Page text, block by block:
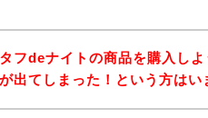
タフdeナイトの商品を購入し
が出てしまった！という方はい